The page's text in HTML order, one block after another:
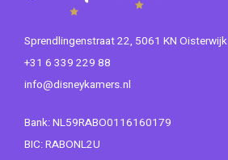
Sprendlingenstraat 22, 5061 KN Oisterwijk
+31 6 339 229 88
info@disneykamers.nl
Bank: NL59RABO0116160179
BIC: RABONL2U